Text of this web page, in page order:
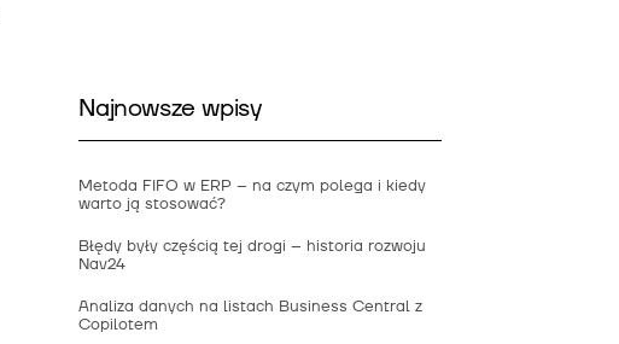
Najnowsze wpisy
Metoda FIFO w ERP – na czym polega i kiedy
warto ją stosować?
Błędy były częścią tej drogi – historia rozwoju
Nav24
Analiza danych na listach Business Central z
Copilotem